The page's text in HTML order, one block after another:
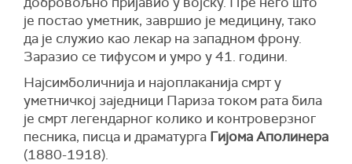
је постао уметник, завршио је медицину, тако
да је служио као лекар на западном фрону.
Заразио се тифусом и умро у 41. години.
Најсимболичнија и најоплаканија смрт у
уметничкој заједници Париза током рата била
је смрт легендарног колико и контроверзног
песника, писца и драматурга Гијома Аполинера
(1880-1918).